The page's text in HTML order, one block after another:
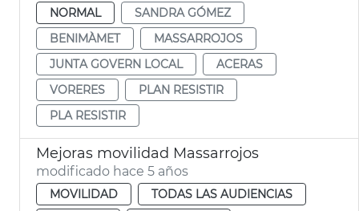
NORMAL
SANDRA GÓMEZ
BENIMÀMET
MASSARROJOS
JUNTA GOVERN LOCAL
ACERAS
VORERES
PLAN RESISTIR
PLA RESISTIR
Mejoras movilidad Massarrojos
modificado hace 5 años
MOVILIDAD TODAS LAS AUDIENCIAS